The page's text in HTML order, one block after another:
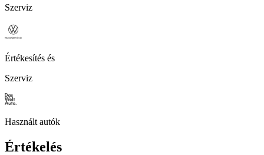
Szerviz
Értékesítés és
Szerviz
Használt autók
Értékelés